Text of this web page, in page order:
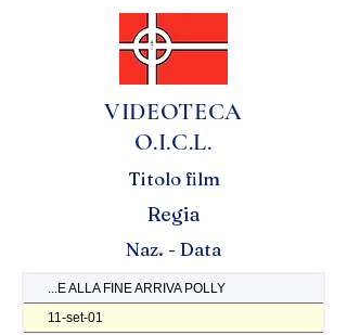
VIDEOTECA
O.I.C.L.
Titolo film
Regia
Naz. - Data
...E ALLA FINE ARRIVA POLLY
11-set-01